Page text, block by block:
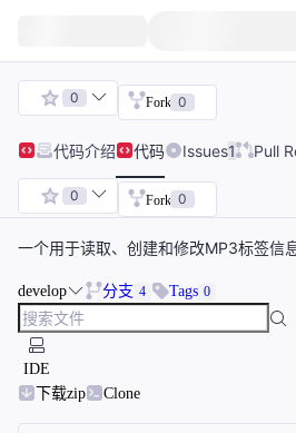
0 Fork 0
代码介绍 代码 Issues1 Pull
0 Fork 0
一个用于读取、创建和修改MP3标签信
develop 分支 4 Tags 0
IDE
下载zip
Clone